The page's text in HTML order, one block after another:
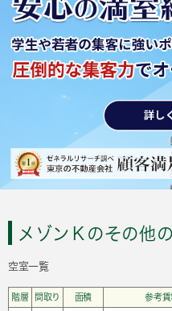
メゾンＫのその他
空室一覧
階層 間取り 面積 参考賃